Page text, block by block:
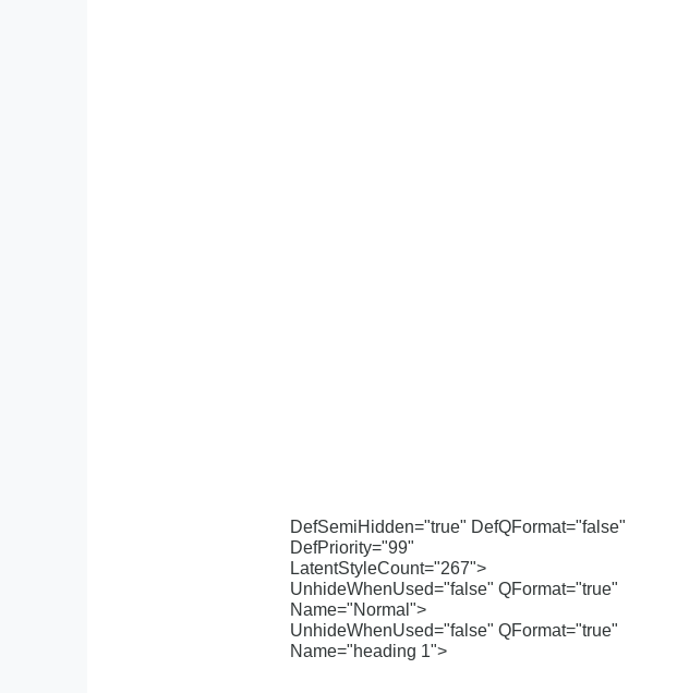
DefSemiHidden="true" DefQFormat="false"
DefPriority="99"
LatentStyleCount="267">
UnhideWhenUsed="false" QFormat="true"
Name="Normal">
UnhideWhenUsed="false" QFormat="true"
Name="heading 1">